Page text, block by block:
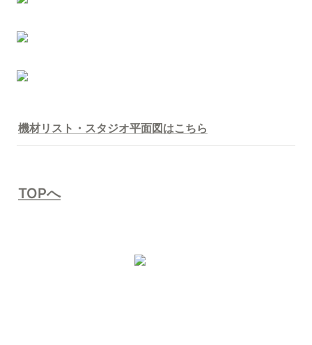
機材リスト・スタジオ平面図はこちら
TOPへ